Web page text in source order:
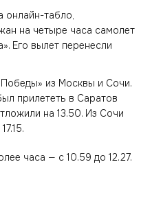
онлайн-табло,
на четыре часа самолет
Его вылет перенесли
из Москвы и Сочи.
прилететь в Саратов
на 13.50. Из Сочи
часа — с 10.59 до 12.27.